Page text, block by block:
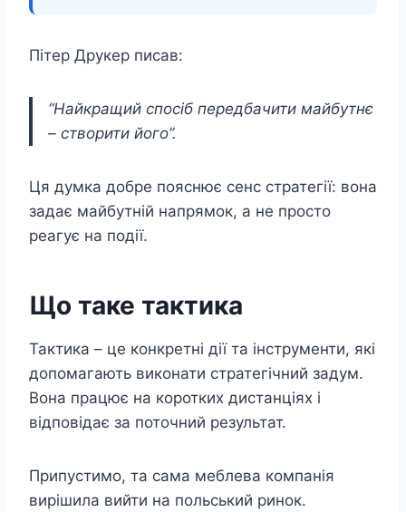
Пітер Друкер писав:
“Найкращий спосіб передбачити майбутнє
– створити його”.
Ця думка добре пояснює сенс стратегії: вона
задає майбутній напрямок, а не просто
реагує на події.
Що таке тактика
Тактика – це конкретні дії та інструменти, які
допомагають виконати стратегічний задум.
Вона працює на коротких дистанціях і
відповідає за поточний результат.
Припустимо, та сама меблева компанія
вирішила вийти на польський ринок.